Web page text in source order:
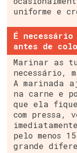
uniforme e
É
antes de
Marinar as
necessário,
A marinada
na carne e
que ela
com pressa,
pelo menos
grande